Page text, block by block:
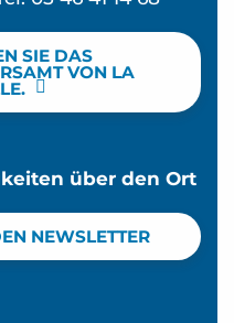
SIE DAS
VON LA
über den Ort
NEWSLETTER